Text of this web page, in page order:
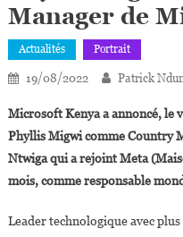
Manager de
Actualités Portrait
19/08/2022 Patrick
Microsoft Kenya a annoncé, le
Phyllis Migwi comme Country
Ntwiga qui a rejoint Meta
mois, comme responsable
Leader technologique avec plus